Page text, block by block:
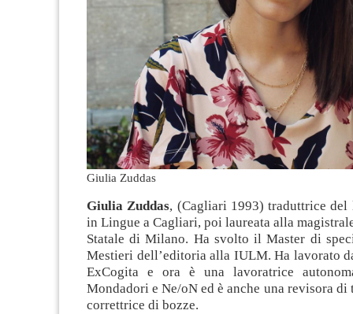
Giulia Zuddas
Giulia Zuddas, (Cagliari 1993) traduttrice del
in Lingue a Cagliari, poi laureata alla
Statale di Milano. Ha svolto il Master di
Mestieri dell’editoria alla IULM. Ha lavorato
ExCogita e ora è una lavoratrice
Mondadori e Ne/oN ed è anche una revisora di
correttrice di bozze.